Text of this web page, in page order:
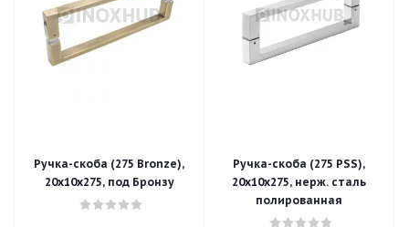
Ручка-скоба (275 Bronze),
20х10х275, под Бронзу
Ручка-скоба (275 PSS),
20х10х275, нерж. сталь
полированная